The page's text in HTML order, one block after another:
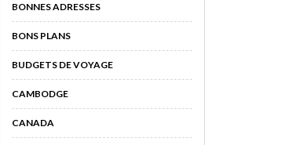
BONNES ADRESSES
BONS PLANS
BUDGETS DE VOYAGE
CAMBODGE
CANADA